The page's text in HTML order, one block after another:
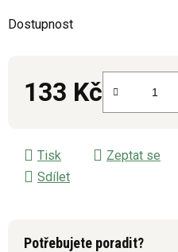
Dostupnost
133 Kč
Tisk Zeptat se
Sdílet
Potřebujete poradit?